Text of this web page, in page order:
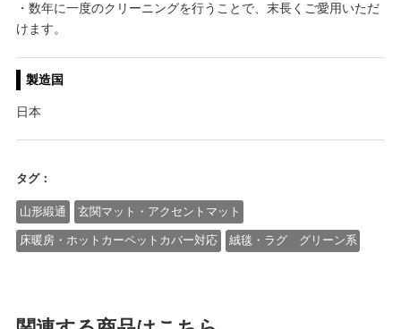
・数年に一度のクリーニングを行うことで、末長くご愛用いただ
けます。
製造国
日本
タグ：
山形緞通 玄関マット・アクセントマット
床暖房・ホットカーペットカバー対応 絨毯・ラグ グリーン系